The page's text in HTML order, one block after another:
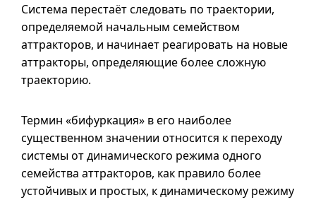
Система перестаёт следовать по траектории,
определяемой начальным семейством
аттракторов, и начинает реагировать на новые
аттракторы, определяющие более сложную
траекторию.
Термин «бифуркация» в его наиболее
существенном значении относится к переходу
системы от динамического режима одного
семейства аттракторов, как правило более
устойчивых и простых, к динамическому режиму